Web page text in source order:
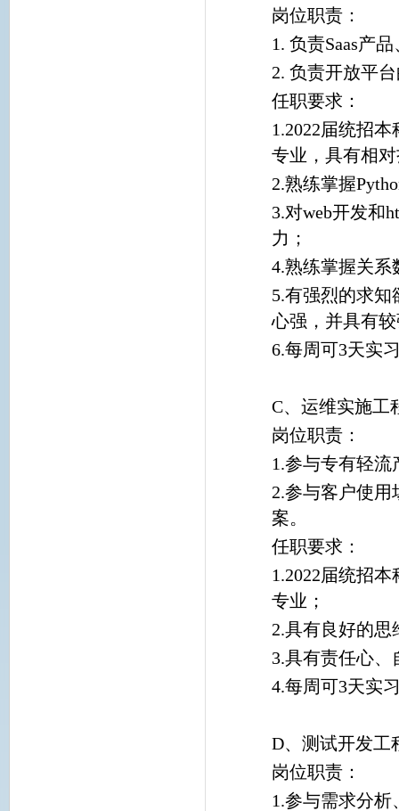
岗位职责：
1. 负责Saas产
2. 负责开放平
任职要求：
1.2022届统招
专业，具有相
2.熟练掌握
3.对web开发和
力；
4.熟练掌握关
5.有强烈的求
心强，并具有
6.每周可3天实
C、运维实施工
岗位职责：
1.参与专有轻
2.参与客户使
案。
任职要求：
1.2022届统招
专业；
2.具有良好的
3.具有责任心
4.每周可3天实
D、测试开发工
岗位职责：
1.参与需求分